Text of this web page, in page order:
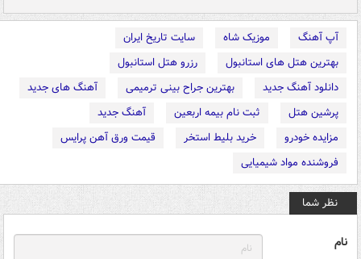
آپ آهنگ موزیک شاه
سایت تاریخ ایران
بهترین هتل های استانبول
رزرو هتل استانبول
دانلود آهنگ جدید
بهترین جراح بینی ترمیمی
آهنگ های جدید
پرشین هتل
ثبت نام بیمه اربعین
آهنگ جدید
مزایده خودرو
خرید بلیط استخر
قیمت ورق آهن پرایس
فروشنده مواد شیمیایی
نظر شما
نام